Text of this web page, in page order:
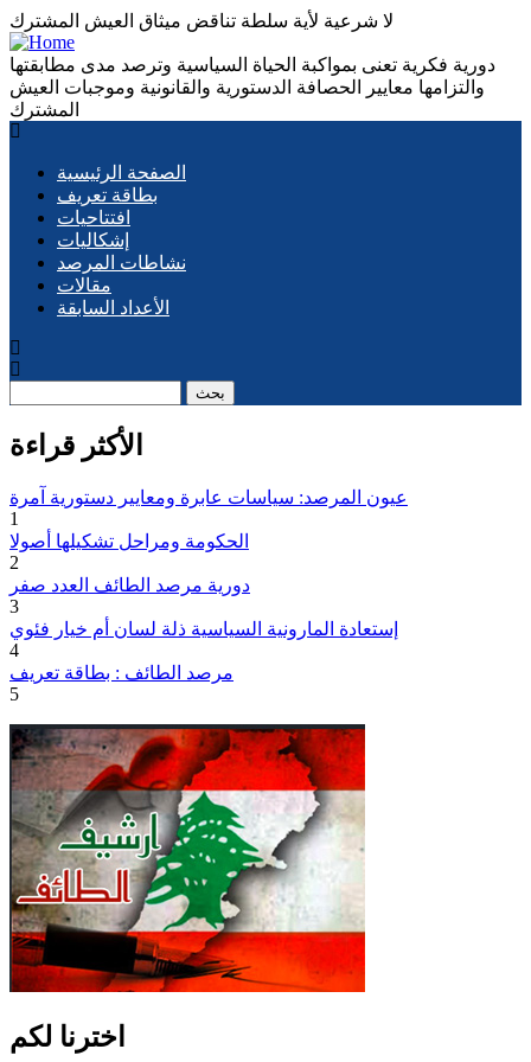
لا شرعية لأية سلطة تناقض ميثاق العيش المشترك
دورية فكرية تعنى بمواكبة الحياة السياسية وترصد مدى مطابقتها
والتزامها معايير الحصافة الدستورية والقانونية وموجبات العيش
المشترك
Main
navigation
الصفحة الرئيسية
بطاقة تعريف
افتتاحيات
إشكاليات
نشاطات المرصد
مقالات
الأعداد السابقة
الأكثر قراءة
عيون المرصد: سياسات عابرة ومعايير دستورية آمرة
1
الحكومة ومراحل تشكيلها أصولا
2
دورية مرصد الطائف العدد صفر
3
إستعادة المارونية السياسية ذلة لسان أم خيار فئوي
4
مرصد الطائف : بطاقة تعريف
5
اخترنا لكم